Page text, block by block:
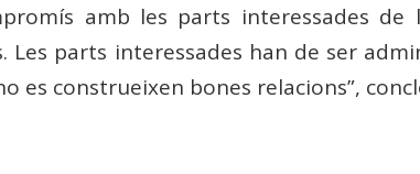
amb les parts interessades
Les parts interessades han de ser
es construeixen bones relacions”,